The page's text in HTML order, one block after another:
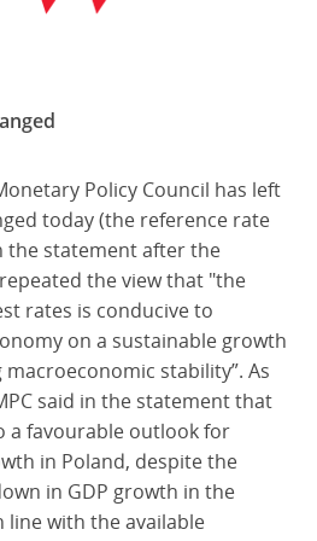
Policy Council has left
today (the reference rate
the statement after the
the view that "the
rates is conducive to
on a sustainable growth
stability”. As
said in the statement that
a favourable outlook for
in Poland, despite the
in GDP growth in the
line with the available